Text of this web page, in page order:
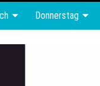
Donnerstag